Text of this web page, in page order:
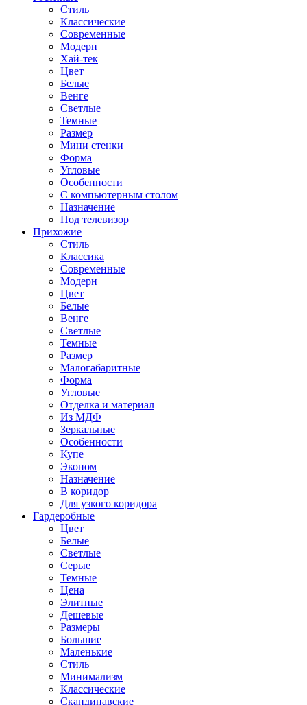
Стиль
Классические
Современные
Модерн
Хай-тек
Цвет
Белые
Венге
Светлые
Темные
Размер
Мини стенки
Форма
Угловые
Особенности
С компьютерным столом
Назначение
Под телевизор
Прихожие
Стиль
Классика
Современные
Модерн
Цвет
Белые
Венге
Светлые
Темные
Размер
Малогабаритные
Форма
Угловые
Отделка и материал
Из МДФ
Зеркальные
Особенности
Купе
Эконом
Назначение
В коридор
Для узкого коридора
Гардеробные
Цвет
Белые
Светлые
Серые
Темные
Цена
Элитные
Дешевые
Размеры
Большие
Маленькие
Стиль
Минимализм
Классические
Скандинавские